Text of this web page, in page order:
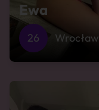
Ewa
26 Wrocław